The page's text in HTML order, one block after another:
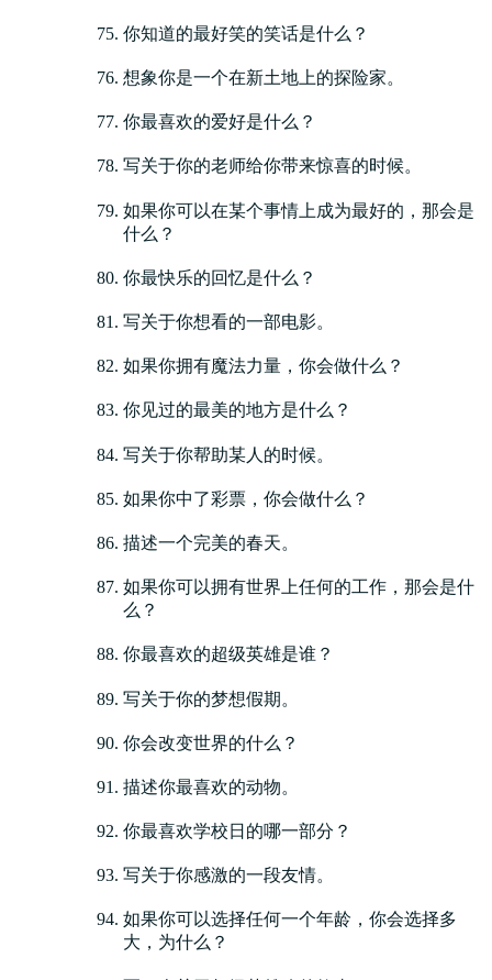
你知道的最好笑的笑话是什么？
想象你是一个在新土地上的探险家。
你最喜欢的爱好是什么？
写关于你的老师给你带来惊喜的时候。
如果你可以在某个事情上成为最好的，那会是
什么？
你最快乐的回忆是什么？
写关于你想看的一部电影。
如果你拥有魔法力量，你会做什么？
你见过的最美的地方是什么？
写关于你帮助某人的时候。
如果你中了彩票，你会做什么？
描述一个完美的春天。
如果你可以拥有世界上任何的工作，那会是什
么？
你最喜欢的超级英雄是谁？
写关于你的梦想假期。
你会改变世界的什么？
描述你最喜欢的动物。
你最喜欢学校日的哪一部分？
写关于你感激的一段友情。
如果你可以选择任何一个年龄，你会选择多
大，为什么？